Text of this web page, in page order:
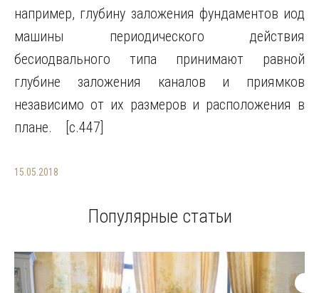
например, глубину заложения фундаментов иод
машины периодического действия
бесиодвального типа принимают равной
глубине заложения каналов и приямков
независимо от их размеров и расположения в
плане. [c.447]
15.05.2018
Популярные статьи